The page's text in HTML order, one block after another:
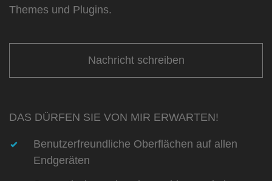
Themes und Plugins.
Nachricht schreiben
DAS DÜRFEN SIE VON MIR ERWARTEN!
Benutzerfreundliche Oberflächen auf allen
Endgeräten